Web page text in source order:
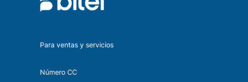
Para ventas y servicios
Número CC